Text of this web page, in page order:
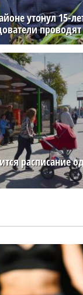
утонул 15-
расписание